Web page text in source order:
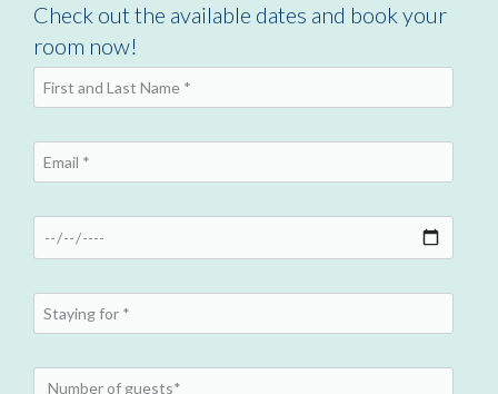
Check out the available dates and book your
room now!